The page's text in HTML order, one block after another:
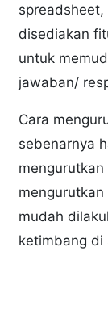
disediakan
untuk
jawaban/
Cara
sebenarnya
mudah
ketimbang di